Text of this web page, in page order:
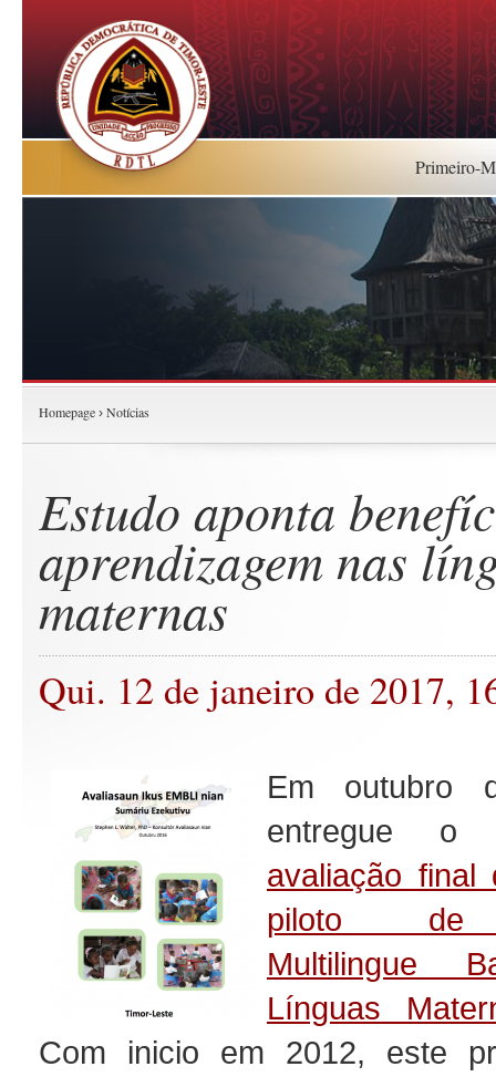
Primeiro-
Homepage › Notícias
Estudo aponta
aprendizagem nas
maternas
Qui. 12 de janeiro de 2017,
Em outubro
entregue o
avaliação final
piloto de
Multilingue
Línguas
Com inicio em 2012, este